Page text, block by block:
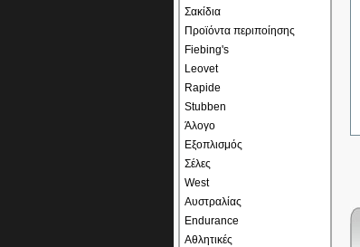
Σακίδια
Προϊόντα περιποίησης
Fiebing's
Leovet
Rapide
Stubben
Άλογο
Εξοπλισμός
Σέλες
West
Αυστραλίας
Endurance
Αθλητικές